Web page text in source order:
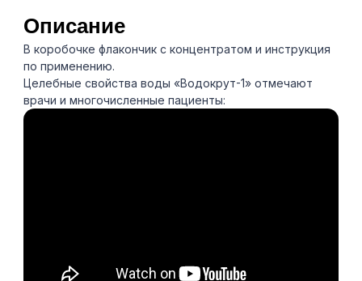
Описание
В коробочке флакончик с концентратом и инструкция
по применению.
Целебные свойства воды «Водокрут-1» отмечают
врачи и многочисленные пациенты: